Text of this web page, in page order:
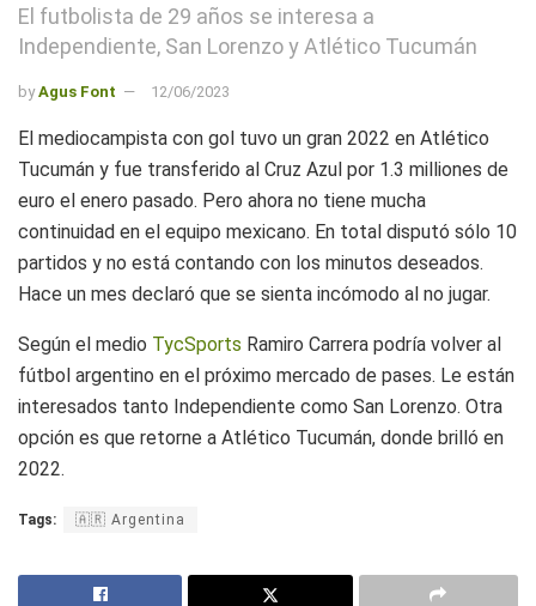
El futbolista de 29 años se interesa a
Independiente, San Lorenzo y Atlético Tucumán
by Agus Font 12/06/2023
El mediocampista con gol tuvo un gran 2022 en Atlético
Tucumán y fue transferido al Cruz Azul por 1.3 milliones de
euro el enero pasado. Pero ahora no tiene mucha
continuidad en el equipo mexicano. En total disputó sólo 10
partidos y no está contando con los minutos deseados.
Hace un mes declaró que se sienta incómodo al no jugar.
Según el medio TycSports Ramiro Carrera podría volver al
fútbol argentino en el próximo mercado de pases. Le están
interesados tanto Independiente como San Lorenzo. Otra
opción es que retorne a Atlético Tucumán, donde brilló en
2022.
Tags: 🇦🇷 Argentina